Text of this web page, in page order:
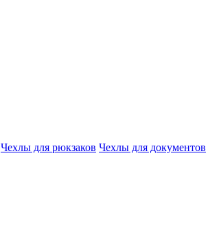
Чехлы для рюкзаков Чехлы для документов